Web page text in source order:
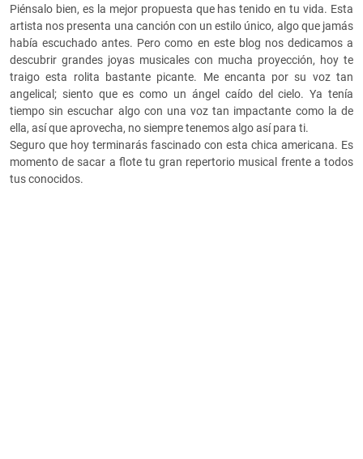
Piénsalo bien, es la mejor propuesta que has tenido en tu vida. Esta
artista nos presenta una canción con un estilo único, algo que jamás
había escuchado antes. Pero como en este blog nos dedicamos a
descubrir grandes joyas musicales con mucha proyección, hoy te
traigo esta rolita bastante picante. Me encanta por su voz tan
angelical; siento que es como un ángel caído del cielo. Ya tenía
tiempo sin escuchar algo con una voz tan impactante como la de
ella, así que aprovecha, no siempre tenemos algo así para ti.
Seguro que hoy terminarás fascinado con esta chica americana. Es
momento de sacar a flote tu gran repertorio musical frente a todos
tus conocidos.